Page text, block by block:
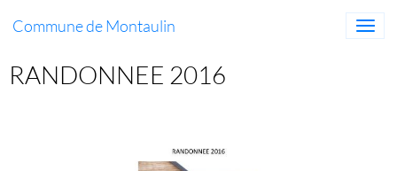
Commune de Montaulin
RANDONNEE 2016